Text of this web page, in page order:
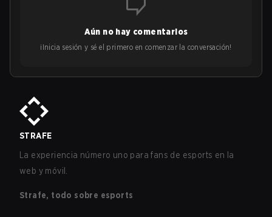
Aún no hay comentarios
¡Inicia sesión y sé el primero en comenzar la conversación!
STRAFE
La experiencia número uno para fans de esports en la
web y móvil.
Strafe, todo sobre esports